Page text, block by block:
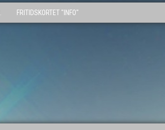
FRITIDSKORTET "INFO"